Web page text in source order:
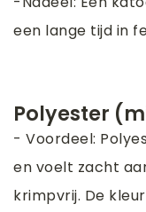
een lange tijd in
Polyester
- Voordeel:
en voelt zacht
krimpvrij. De